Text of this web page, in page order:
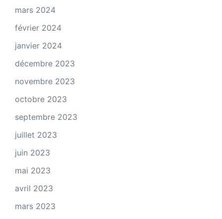
mars 2024
février 2024
janvier 2024
décembre 2023
novembre 2023
octobre 2023
septembre 2023
juillet 2023
juin 2023
mai 2023
avril 2023
mars 2023